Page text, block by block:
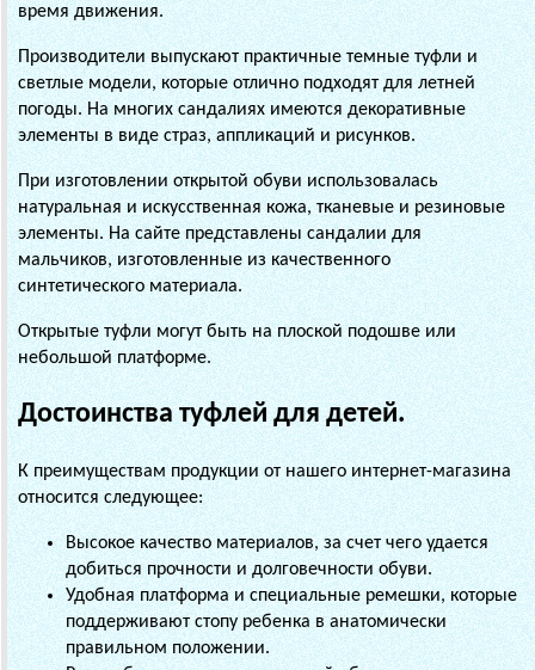
время движения.
Производители выпускают практичные темные туфли и
светлые модели, которые отлично подходят для летней
погоды. На многих сандалиях имеются декоративные
элементы в виде страз, аппликаций и рисунков.
При изготовлении открытой обуви использовалась
натуральная и искусственная кожа, тканевые и резиновые
элементы. На сайте представлены сандалии для
мальчиков, изготовленные из качественного
синтетического материала.
Открытые туфли могут быть на плоской подошве или
небольшой платформе.
Достоинства туфлей для детей.
К преимуществам продукции от нашего интернет-магазина
относится следующее:
Высокое качество материалов, за счет чего удается
добиться прочности и долговечности обуви.
Удобная платформа и специальные ремешки, которые
поддерживают стопу ребенка в анатомически
правильном положении.